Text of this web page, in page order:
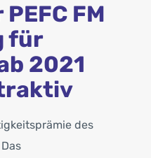
FM
für
2021
des